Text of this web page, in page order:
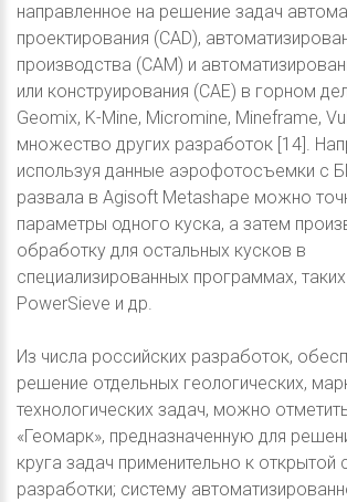
направленное на решение задач
проектирования (CAD),
производства (CAM) и
или конструирования (CAE) в горном
Geomix, K-Mine, Micromine, Mineframe,
множество других разработок [14].
используя данные аэрофотосъемки с
развала в Agisoft Metashape можно
параметры одного куска, а затем
обработку для остальных кусков в
специализированных программах,
PowerSieve и др.
Из числа российских разработок,
решение отдельных геологических,
технологических задач, можно
«Геомарк», предназначенную для
круга задач применительно к открытой
разработки; систему